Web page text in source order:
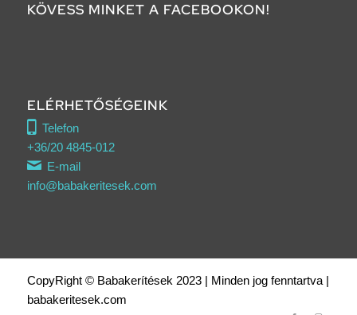
KÖVESS MINKET A FACEBOOKON!
ELÉRHETŐSÉGEINK
Telefon
+36/20 4845-012
E-mail
info@babakeritesek.com
CopyRight © Babakerítések 2023 | Minden jog fenntartva |
babakeritesek.com